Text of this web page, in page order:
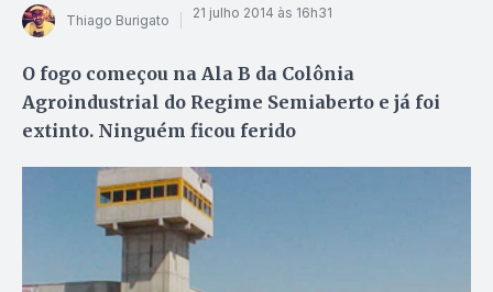
Thiago Burigato 21 julho 2014 às 16h31
O fogo começou na Ala B da Colônia
Agroindustrial do Regime Semiaberto e já foi
extinto. Ninguém ficou ferido